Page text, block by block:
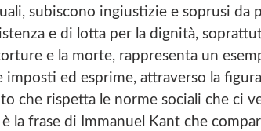
subiscono ingiustizie e soprusi da
e di lotta per la dignità,
e la morte, rappresenta un
ed esprime, attraverso la
che rispetta le norme sociali che ci
la frase di Immanuel Kant che